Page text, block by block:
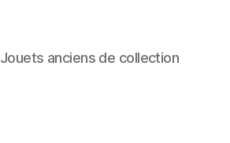
Jouets anciens de collection